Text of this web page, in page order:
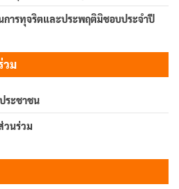
การทุจริตและประพฤติมิชอบประจำปี
วม
ระชาชน
วนร่วม